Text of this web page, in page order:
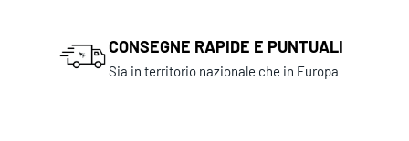
CONSEGNE RAPIDE E PUNTUALI
Sia in territorio nazionale che in Europa